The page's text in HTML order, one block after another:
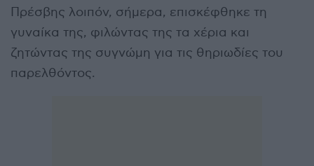
Πρέσβης λοιπόν, σήμερα, επισκέφθηκε τη
γυναίκα της, φιλώντας της τα χέρια και
ζητώντας της συγνώμη για τις θηριωδίες του
παρελθόντος.